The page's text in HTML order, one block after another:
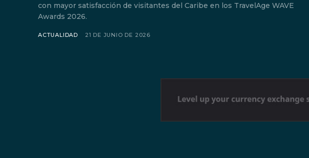
con mayor satisfacción de visitantes del Caribe en los TravelAge WAVE
Awards 2026.
ACTUALIDAD 21 DE JUNIO DE 2026